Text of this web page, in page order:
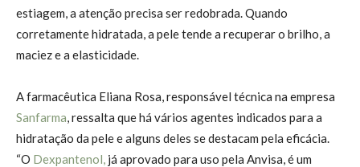
estiagem, a atenção precisa ser redobrada. Quando
corretamente hidratada, a pele tende a recuperar o brilho, a
maciez e a elasticidade.
A farmacêutica Eliana Rosa, responsável técnica na empresa
Sanfarma , ressalta que há vários agentes indicados para a
hidratação da pele e alguns deles se destacam pela eficácia.
“O Dexpantenol, já aprovado para uso pela Anvisa, é um